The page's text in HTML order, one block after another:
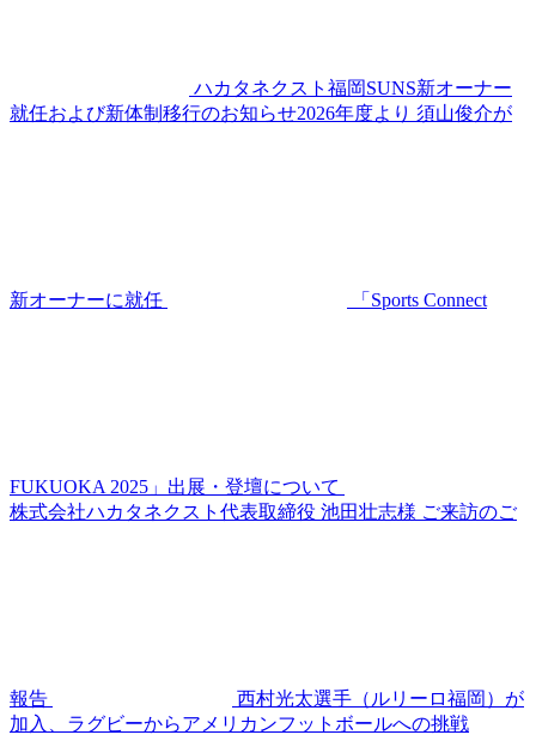
ハカタネクスト福岡SUNS新オーナー
就任および新体制移行のお知らせ2026年度より 須山俊介が
新オーナーに就任 「Sports Connect
FUKUOKA 2025」出展・登壇について
株式会社ハカタネクスト代表取締役 池田壮志様 ご来訪のご
報告
西村光太選手（ルリーロ福岡）が
加入、ラグビーからアメリカンフットボールへの挑戦